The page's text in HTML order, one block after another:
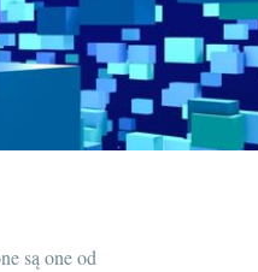
są one od